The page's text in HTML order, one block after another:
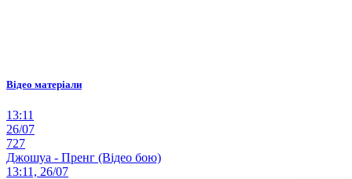
Відео матеріали
13:11
26/07
727
Джошуа - Пренг (Відео бою)
13:11, 26/07